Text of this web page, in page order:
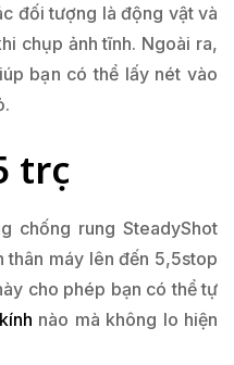
đối tượng là động vật và
chụp ảnh tĩnh. Ngoài ra,
bạn có thể lấy nét vào
chống rung SteadyShot
thân máy lên đến 5,5stop
cho phép bạn có thể tự
nào mà không lo hiện